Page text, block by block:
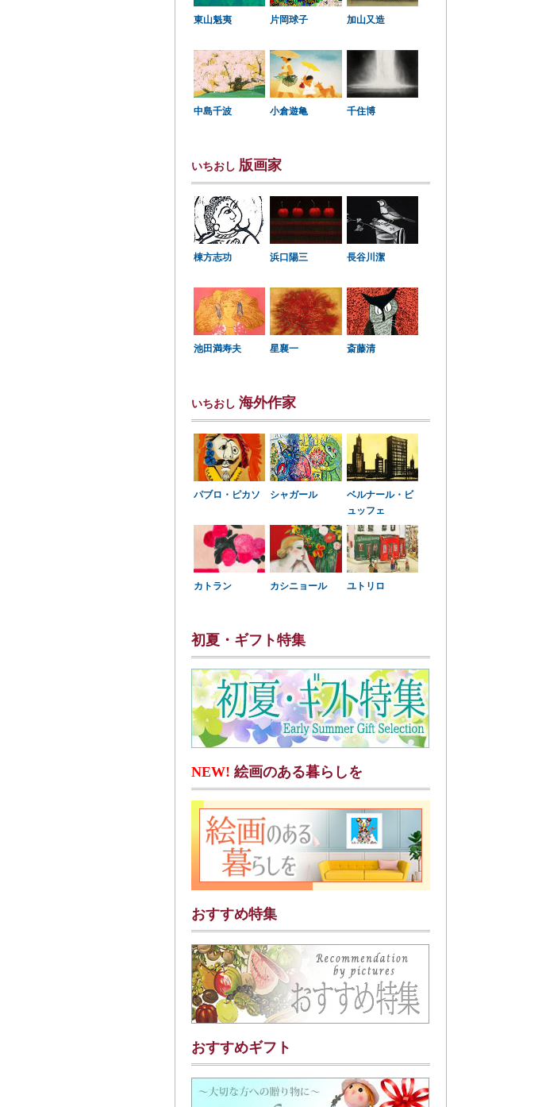
東山魁夷 片岡球子 加山又造
中島千波 小倉遊亀 千住博
いちおし 版画家
棟方志功 浜口陽三 長谷川潔
池田満寿夫 星襄一 斎藤清
いちおし 海外作家
パブロ・ピカソ シャガール
ベルナール・ビ
ュッフェ
カトラン カシニョール ユトリロ
初夏・ギフト特集
NEW! 絵画のある暮らしを
おすすめ特集
おすすめギフト